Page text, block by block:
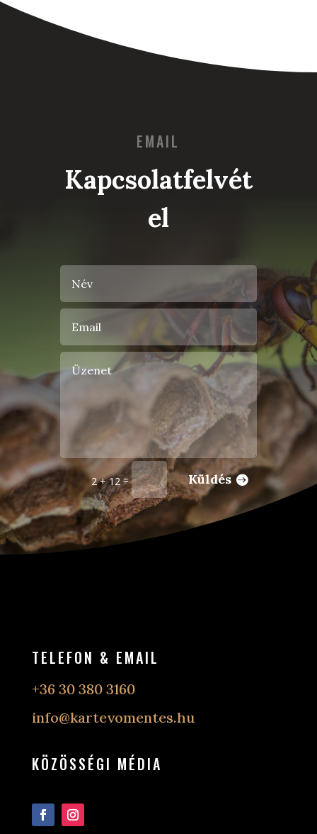
EMAIL
Kapcsolatfelvét
el
2 + 12= Küldés
TELEFON & EMAIL
+36 30 380 3160
info@kartevomentes.hu
KÖZÖSSÉGI MÉDIA
Követés